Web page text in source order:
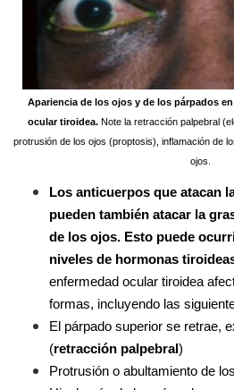
Apariencia de los ojos y de los párpados
ocular tiroidea. Note la retracción palpebral
protrusión de los ojos (proptosis), inflamación de
ojos.
Los anticuerpos que atacan
pueden también atacar la
de los ojos. Esto puede
niveles de hormonas
enfermedad ocular tiroidea
formas, incluyendo las
El párpado superior se retrae,
(retracción palpebral)
Protrusión o abultamiento de